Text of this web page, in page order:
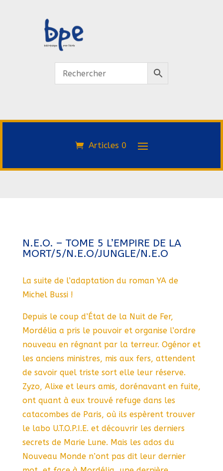
Articles 0
N.E.O. – TOME 5 L’EMPIRE DE LA
MORT/5/N.E.O/JUNGLE/N.E.O
La suite de l’adaptation du roman YA de
Michel Bussi !
Depuis le coup d’État de la Nuit de Fer,
Mordélia a pris le pouvoir et organise l’ordre
nouveau en régnant par la terreur. Ogénor et
les anciens ministres, mis aux fers, attendent
de savoir quel triste sort elle leur réserve.
Zyzo, Alixe et leurs amis, dorénavant en fuite,
ont quant à eux trouvé refuge dans les
catacombes de Paris, où ils espèrent trouver
le labo U.T.O.P.I.E. et découvrir les derniers
secrets de Marie Lune. Mais les ados du
Nouveau Monde n’ont pas dit leur dernier